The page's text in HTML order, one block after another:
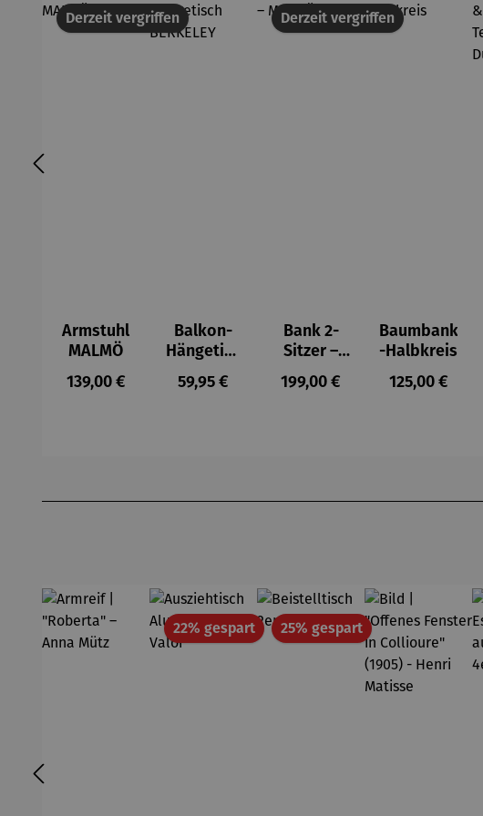
Derzeit vergriffen
Armstuhl
MALMÖ
Regulärer Preis:
139,00 €
Balkon-
Hängetisc
BERKELEY
Regulärer Preis:
59,95 €
Derzeit vergriffen
Bank 2-
Sitzer –
MALMÖ
Regulärer Preis:
199,00 €
Baumbank
-Halbkreis
Regulärer
125,00 €
22% gespartRabatt25% gespartRabatt